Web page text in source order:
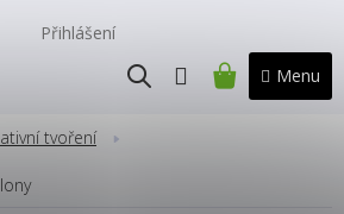
Přihlášení
NÁKUPNÍ
tvoření